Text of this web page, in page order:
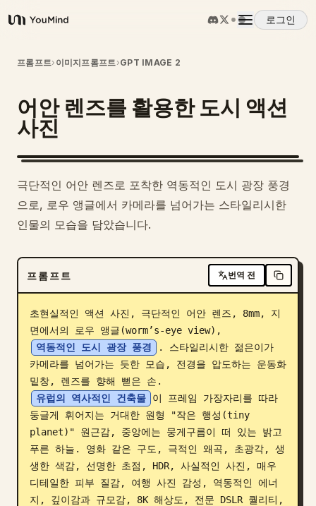
YouMind
로그인
개요
사용 사례
스킬
프롬프트
다운로드
블로그
업데이트
프롬프트› 이미지프롬프트›GPT IMAGE 2
어안 렌즈를 활용한 도시 액션
사진
극단적인 어안 렌즈로 포착한 역동적인 도시 광장 풍경
으로, 로우 앵글에서 카메라를 넘어가는 스타일리시한
인물의 모습을 담았습니다.
프롬프트 번역 전
초현실적인 액션 사진, 극단적인 어안 렌즈, 8mm, 지
면에서의 로우 앵글(worm’s-eye view),
역동적인 도시 광장 풍경
. 스타일리시한 젊은이가
카메라를 넘어가는 듯한 모습, 전경을 압도하는 운동화
밑창, 렌즈를 향해 뻗은 손.
유럽의 역사적인 건축물
이 프레임 가장자리를 따라
둥글게 휘어지는 거대한 원형 "작은 행성(tiny
planet)" 원근감, 중앙에는 뭉게구름이 떠 있는 밝고
푸른 하늘. 영화 같은 구도, 극적인 왜곡, 초광각, 생
생한 색감, 선명한 초점, HDR, 사실적인 사진, 매우
디테일한 피부 질감, 여행 사진 감성, 역동적인 에너
지, 깊이감과 규모감, 8K 해상도, 전문 DSLR 퀄리티,